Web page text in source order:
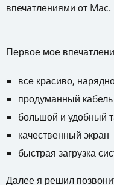
впечатлениями от Mac.
Первое мое
все красиво,
продуманный
большой и удобный
качественный экран
быстрая загрузка
Далее я решил